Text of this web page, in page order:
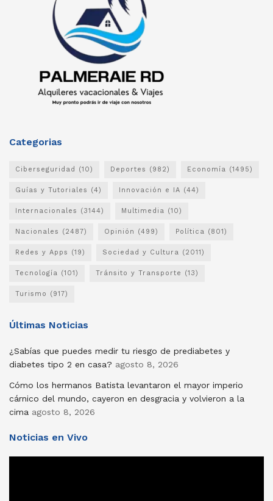
Categorias
Ciberseguridad (10) Deportes (982) Economía (1495)
Guías y Tutoriales (4) Innovación e IA (44)
Internacionales (3144) Multimedia (10)
Nacionales (2487) Opinión (499) Política (801)
Redes y Apps (19) Sociedad y Cultura (2011)
Tecnología (101) Tránsito y Transporte (13)
Turismo (917)
Últimas Noticias
¿Sabías que puedes medir tu riesgo de prediabetes y
diabetes tipo 2 en casa? agosto 8, 2026
Cómo los hermanos Batista levantaron el mayor imperio
cárnico del mundo, cayeron en desgracia y volvieron a la
cima agosto 8, 2026
Noticias en Vivo